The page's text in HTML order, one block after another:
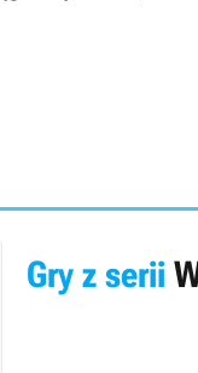
Gry z serii